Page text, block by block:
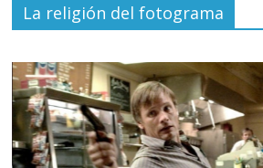
La religión del fotograma